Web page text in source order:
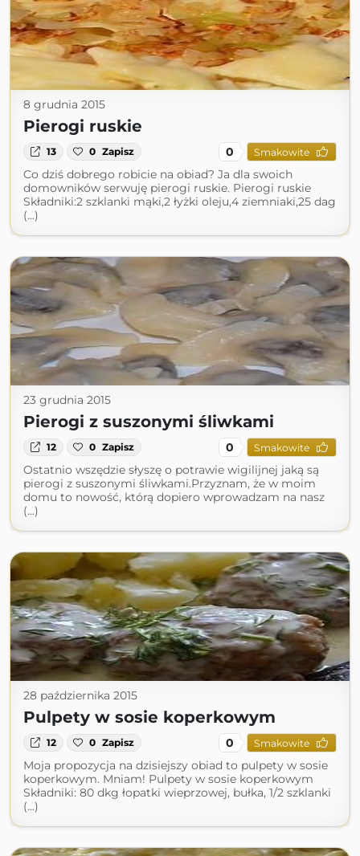
8 grudnia 2015
Pierogi ruskie
13 0 Zapisz 0 Smakowite
Co dziś dobrego robicie na obiad? Ja dla swoich
domowników serwuję pierogi ruskie. Pierogi ruskie
Składniki:2 szklanki mąki,2 łyżki oleju,4 ziemniaki,25 dag
(...)
23 grudnia 2015
Pierogi z suszonymi śliwkami
12 0 Zapisz 0 Smakowite
Ostatnio wszędzie słyszę o potrawie wigilijnej jaką są
pierogi z suszonymi śliwkami.Przyznam, że w moim
domu to nowość, którą dopiero wprowadzam na nasz
(...)
28 października 2015
Pulpety w sosie koperkowym
12 0 Zapisz 0 Smakowite
Moja propozycja na dzisiejszy obiad to pulpety w sosie
koperkowym. Mniam! Pulpety w sosie koperkowym
Składniki: 80 dkg łopatki wieprzowej, bułka, 1/2 szklanki
(...)